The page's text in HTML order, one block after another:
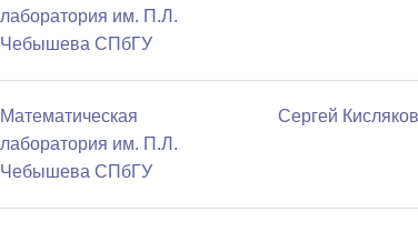
лаборатория им. П.Л.
Чебышева СПбГУ
Математичеcкая
лаборатория им. П.Л.
Чебышева СПбГУ
Сергей Кисляков